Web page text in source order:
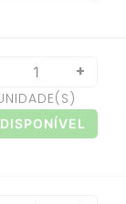
+
(S)